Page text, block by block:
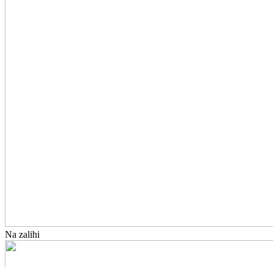
Na zalihi